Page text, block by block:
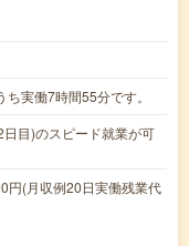
実働7時間55分です。
目)のスピード就業が可
(月収例20日実働残業代